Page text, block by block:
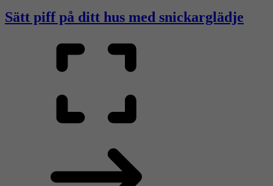
Sätt piff på ditt hus med snickarglädje